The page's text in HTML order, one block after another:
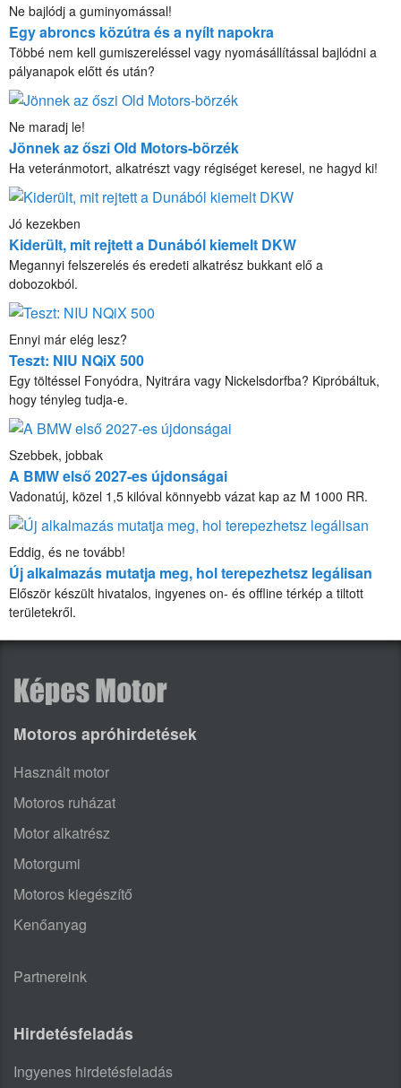
Ne bajlódj a guminyomással!
Egy abroncs közútra és a nyílt napokra
Többé nem kell gumiszereléssel vagy nyomásállítással bajlódni a
pályanapok előtt és után?
Ne maradj le!
Jönnek az őszi Old Motors-börzék
Ha veteránmotort, alkatrészt vagy régiséget keresel, ne hagyd ki!
Jó kezekben
Kiderült, mit rejtett a Dunából kiemelt DKW
Megannyi felszerelés és eredeti alkatrész bukkant elő a
dobozokból.
Ennyi már elég lesz?
Teszt: NIU NQiX 500
Egy töltéssel Fonyódra, Nyitrára vagy Nickelsdorfba? Kipróbáltuk,
hogy tényleg tudja-e.
Szebbek, jobbak
A BMW első 2027-es újdonságai
Vadonatúj, közel 1,5 kilóval könnyebb vázat kap az M 1000 RR.
Eddig, és ne tovább!
Új alkalmazás mutatja meg, hol terepezhetsz legálisan
Először készült hivatalos, ingyenes on- és offline térkép a tiltott
területekről.
Motoros apróhirdetések
Használt motor
Motoros ruházat
Motor alkatrész
Motorgumi
Motoros kiegészítő
Kenőanyag
Partnereink
Hirdetésfeladás
Ingyenes hirdetésfeladás